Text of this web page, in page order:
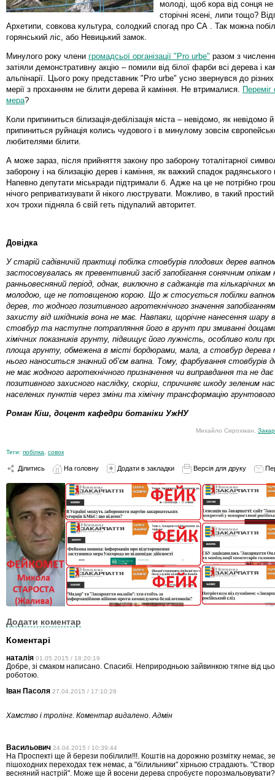
молоді, щоб кора від сонця не
сторічні ясені, липи тощо?
Архетипи, совкова культура, солодкий спогад про СА . Так можна
горянський ліс, або Невицький замок.
Минулого року члени громадсьої організації "Pro urbe" разом з
затіяли демонстративну акцію – помили від білої фарби всі дерева і
альпінарії. Цього року представник "Pro urbe" усно звернувся до різних
мерії з проханням не білити дерева й каміння. Не втрималися.
Переміг
мера?
Коли припиниться білизація-дебілізація міста – невідомо, як невідомо
припиниться руйнація колись чудового і в минулому зовсім
любителями білити.
А може зараз, після прийняття закону про заборону тоталітарної
заборону і на білизацію дерев і каміння, як важкий спадок
Напевно депутати міськради підтримали б. Адже на це не потрібно
нічого реприватизувати й нікого люструвати. Можливо, в такий
хоч трохи підняла б свій геть підупалий авторитет.
Довідка
У старій садівничій практиці побілка стовбурів плодових дерев
застосовувалась як превентивний засіб запобігання сонячним опікам
ранньовесняний період, однак, виключно в саджанців та кількарічних
молодою, ще не потовщеною корою. Що ж стосується побілки
дерев, то жодного позитивного агротехнічного значення
захисту від шкідників вона не має. Навпаки, щорічне нанесення шару
стовбур та наступне потрапляння його в грунт при змиванні
хімічних показників грунту, підвищує його лужність, особливо коли
площа грунту, обмежена в місті бордюрами, мала, а стовбур дерева
нього наноситься значний об’єм вапна. Тому, фарбування стовбурів
не має жодного агротехнічного призначення чи виправдання та не
позитивного захисного наслідку, скоріш, спричиняє шкоду зеленим
населених пунктів через зміни та хімічну трансформацію
Роман Кіш, доцент кафедри ботаніки УжНУ
Михайло Сирохман,
Теги: побілка совок
Ділитись На головну Додати в закладки Версія для друку
Додати коментар
Коментарі
наталія 01.05.2015 / 18:20:19
Добре, зі смаком написано. Спасибі. Неприродньою зайвинкою тягне від
роботою.
Іван Пасоля 27.04.2015 / 17:10:28
Хамство і тролінг. Коментар видалено. Адмін
Васильович 24.04.2015 / 10:39:44
На Проспекті ще й берези побілили!!!. Коштів на дорожню розмітку немає,
пішоходних переходах теж немає, а "білильники" хірньою страдають.
весняний настрій". Може ще й восени дерева спробуєте порозмальовувати?